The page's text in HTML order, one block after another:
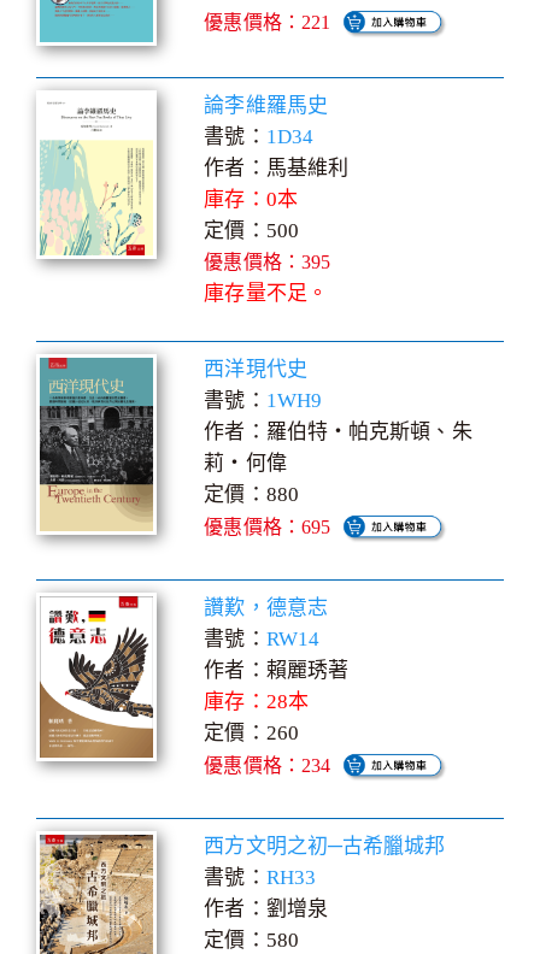
優惠價格：221
論李維羅馬史
書號： 1D34
作者：馬基維利
庫存：0本
定價：500
優惠價格：395
庫存量不足。
西洋現代史
書號： 1WH9
作者：羅伯特‧帕克斯頓、朱
莉‧何偉
定價：880
優惠價格：695
讚歎，德意志
書號： RW14
作者：賴麗琇著
庫存：28本
定價：260
優惠價格：234
西方文明之初─古希臘城邦
書號： RH33
作者：劉增泉
定價：580